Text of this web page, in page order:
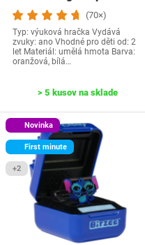
00110
(70×)
Typ: výuková hračka Vydává
zvuky: ano Vhodné pro děti od: 2
let Materiál: umělá hmota Barva:
oranžová, bílá…
> 5 kusov na sklade
Novinka
First minute
+2